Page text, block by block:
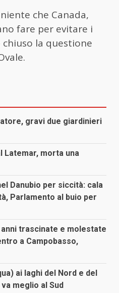
che Canada,
fare per evitare i
chiuso la questione
gravi due giardinieri
Latemar, morta una
Danubio per siccità: cala
Parlamento al buio per
anni trascinate e molestate
a Campobasso,
ai laghi del Nord e del
meglio al Sud